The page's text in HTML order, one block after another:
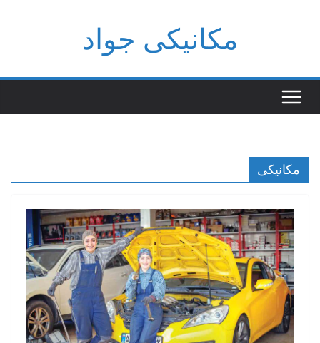
مکانیکی جواد
مکانیکی